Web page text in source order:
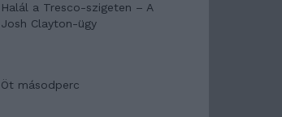
Halál a Tresco-szigeten – A
Josh Clayton-ügy
Öt másodperc